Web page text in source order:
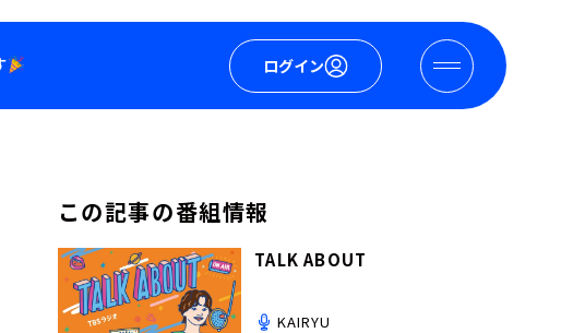
ログイン
この記事の番組情報
TALK ABOUT
KAIRYU